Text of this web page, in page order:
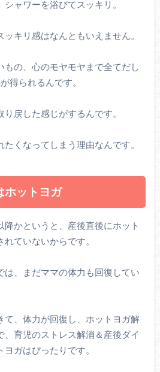
ャワーを浴びてスッキリ。
キリ感はなんともいえません。
もの、心のモヤモヤまで全てだし
得られるんです。
戻した感じがするんです。
くなってしまう理由なんです。
ホットヨガ
降かというと、産後直後にホット
ていないからです。
は、まだママの体力も回復してい
て、体力が回復し、ホットヨガ解
、育児のストレス解消＆産後ダイ
ガはぴったりです。